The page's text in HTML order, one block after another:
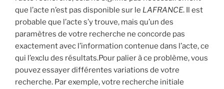
que l’acte n’est pas disponible sur le LAFRANCE. Il est
probable que l’acte s’y trouve, mais qu’un des
paramètres de votre recherche ne concorde pas
exactement avec l’information contenue dans l’acte, ce
qui l’exclu des résultats.Pour palier à ce problème, vous
pouvez essayer différentes variations de votre
recherche. Par exemple, votre recherche initiale